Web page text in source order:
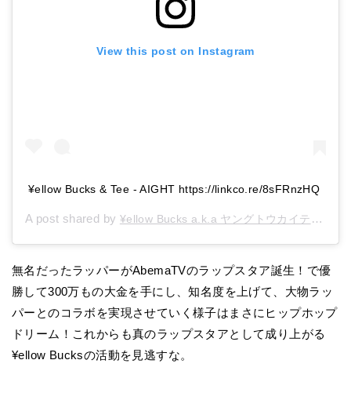
View this post on Instagram
¥ellow Bucks & Tee - AIGHT https://linkco.re/8sFRnzHQ
A post shared by ¥ellow Bucks a.k.a ヤングトウカイテイオー
無名だったラッパーがAbemaTVのラップスタア誕生！で優
勝して300万もの大金を手にし、知名度を上げて、大物ラッ
パーとのコラボを実現させていく様子はまさにヒップホップ
ドリーム！これからも真のラップスタアとして成り上がる
¥ellow Bucksの活動を見逃すな。